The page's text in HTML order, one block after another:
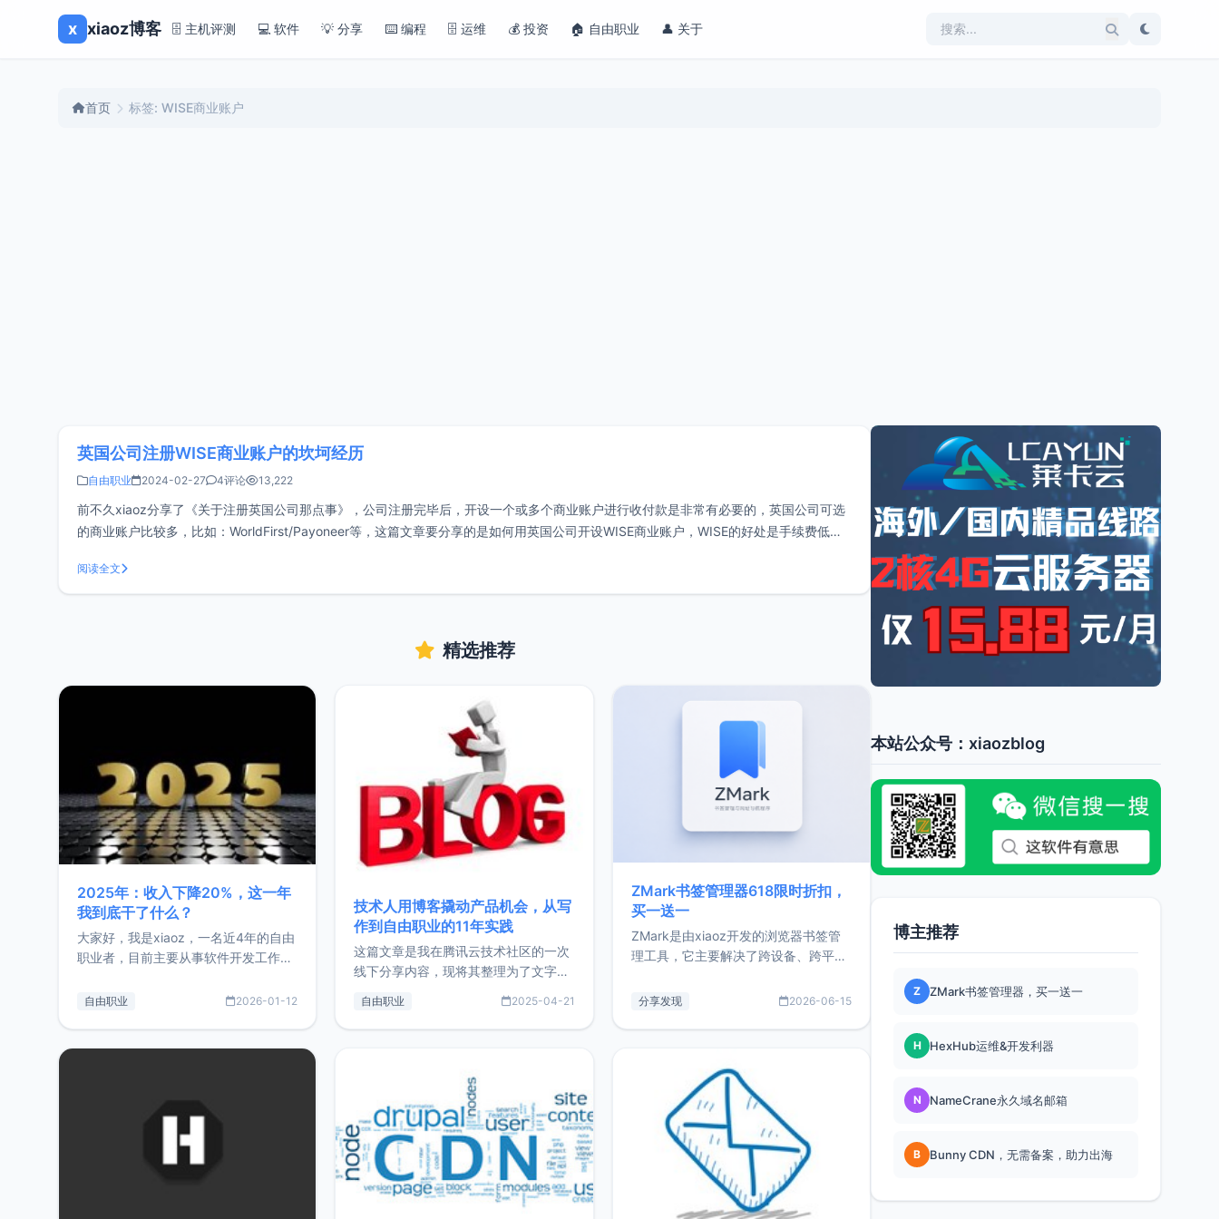
x xiaoz博客 🗄️ 主机评测 💻 软件 💡 分享 ⌨️ 编程 🗄️ 运维 💰 投资 🏠 自由职业 👤 关于
首页 标签: WISE商业账户
英国公司注册WISE商业账户的坎坷经历
自由职业 2024-02-27 4评论 13,222
前不久xiaoz分享了《关于注册英国公司那点事》，公司注册完毕后，开设一个或多个商业账户进行收付款是非常有必要的，英国公司可选
的商业账户比较多，比如：WorldFirst/Payoneer等，这篇文章要分享的是如何用英国公司开设WISE商业账户，WISE的好处是手续费低，
阅读全文
精选推荐
2025年：收入下降20%，这一年
我到底干了什么？
大家好，我是xiaoz，一名近4年的自由
职业者，目前主要从事软件开发工作。
的总结，内容主要包括：工作、学习、
自由职业 2026-01-12
技术人用博客撬动产品机会，从写
作到自由职业的11年实践
这篇文章是我在腾讯云技术社区的一次
线下分享内容，现将其整理为了文字
版，分享了写博客11年来的经历，以及
通过博客过渡到做产品和走向自由职业
的一个小故事。文中还首次公开了我的
前从事服务器运维相关工作，现在已经
转自由职业3年，目前
自由职业 2025-04-21
ZMark书签管理器618限时折扣，
买一送一
ZMark是由xiaoz开发的浏览器书签管
理工具，它主要解决了跨设备、跨平
做到一处部署、随处访问。同时，它还
量级： 使用Bun + Hono.js
分享发现 2026-06-15
本站公众号：xiaozblog
博主推荐
Z ZMark书签管理器，买一送一
H HexHub运维&开发利器
N NameCrane永久域名邮箱
B Bunny CDN，无需备案，助力出海